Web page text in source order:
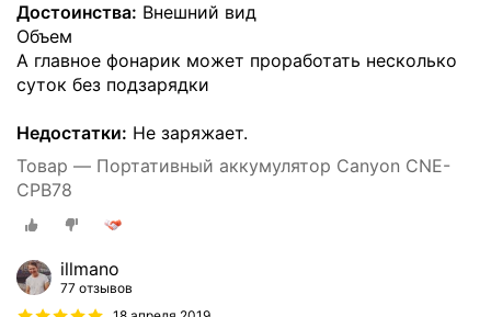
Достоинства: Внешний вид
Объем
А главное фонарик может проработать несколько
суток без подзарядки
Недостатки: Не заряжает.
Товар — Портативный аккумулятор Canyon CNE-
CPB78
illmano
77 отзывов